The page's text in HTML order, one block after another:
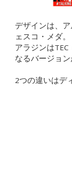
デザインは、
ェスコ・メダ。
アラジンは
なるバージョン
2つの違いはデ